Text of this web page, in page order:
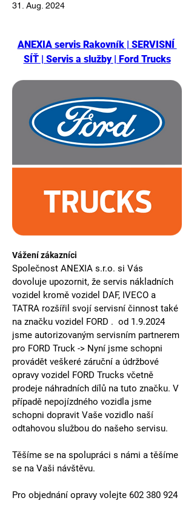
31. Aug. 2024
ANEXIA servis Rakovník | SERVISNÍ
SÍŤ | Servis a služby | Ford Trucks
Vážení zákazníci
Společnost ANEXIA s.r.o. si Vás
dovoluje upozornit, že servis nákladních
vozidel kromě vozidel DAF, IVECO a
TATRA rozšířil svojí servisní činnost také
na značku vozidel FORD .  od 1.9.2024
jsme autorizovaným servisním partnerem
pro FORD Truck -> Nyní jsme schopni
provádět veškeré záruční a údržbové
opravy vozidel FORD Trucks včetně
prodeje náhradních dílů na tuto značku. V
případě nepojízdného vozidla jsme
schopni dopravit Vaše vozidlo naší
odtahovou službou do našeho servisu.
Těšíme se na spolupráci s námi a těšíme
se na Vaši návštěvu.
Pro objednání opravy volejte 602 380 924